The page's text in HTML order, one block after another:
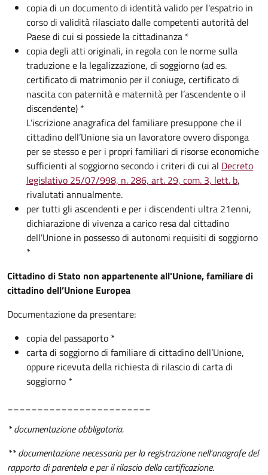
copia di un documento di identità valido per l'espatrio in
corso di validità rilasciato dalle competenti autorità del
Paese di cui si possiede la cittadinanza *
copia degli atti originali, in regola con le norme sulla
traduzione e la legalizzazione, di soggiorno (ad es.
certificato di matrimonio per il coniuge, certificato di
nascita con paternità e maternità per l’ascendente o il
discendente) *
L’iscrizione anagrafica del familiare presuppone che il
cittadino dell’Unione sia un lavoratore ovvero disponga
per se stesso e per i propri familiari di risorse economiche
sufficienti al soggiorno secondo i criteri di cui al Decreto
legislativo 25/07/998, n. 286, art. 29, com. 3, lett. b,
rivalutati annualmente.
per tutti gli ascendenti e per i discendenti ultra 21enni,
dichiarazione di vivenza a carico resa dal cittadino
dell’Unione in possesso di autonomi requisiti di soggiorno
*
Cittadino di Stato non appartenente all'Unione, familiare di
cittadino dell’Unione Europea
Documentazione da presentare:
copia del passaporto *
carta di soggiorno di familiare di cittadino dell’Unione,
oppure ricevuta della richiesta di rilascio di carta di
soggiorno *
* documentazione obbligatoria.
** documentazione necessaria per la registrazione nell'anagrafe del
rapporto di parentela e per il rilascio della certificazione.